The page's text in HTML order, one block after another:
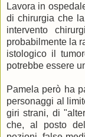
Lavora in
di chirurgia che
intervento
probabilmente la
istologico il
potrebbe essere
Pamela però ha
personaggi al
giri strani, di
che, al posto